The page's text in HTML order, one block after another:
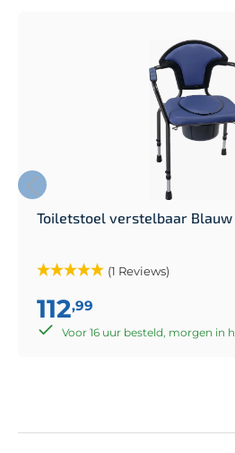
Toiletstoel verstelbaar Blauw
(1 Reviews)
112,99
Voor 16 uur besteld, morgen in